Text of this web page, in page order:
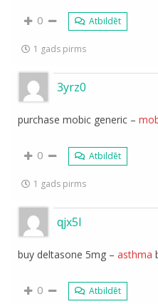
0 Atbildēt
1 gads pirms
3yrz0
purchase mobic generic –
0 Atbildēt
1 gads pirms
qjx5l
buy deltasone 5mg –asthma
0 Atbildēt